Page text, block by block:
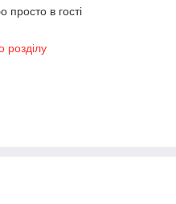
просто в гості
розділу